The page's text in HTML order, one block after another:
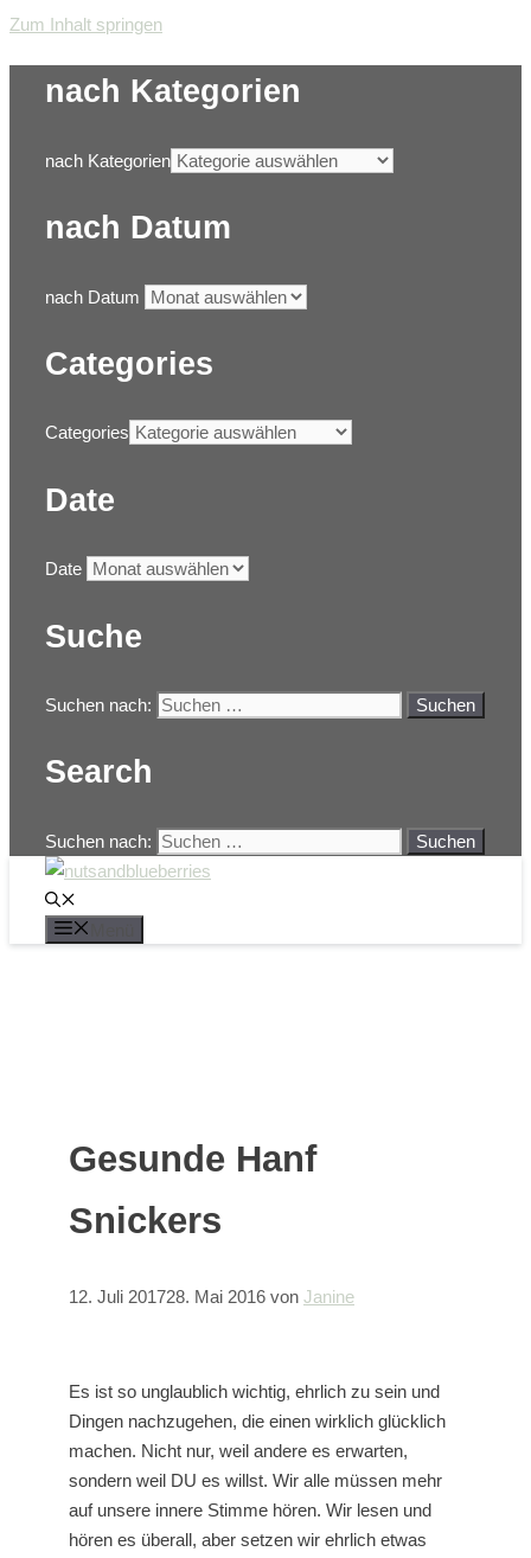
Zum Inhalt springen
nach Kategorien
nach Kategorien
nach Datum
nach Datum
Categories
Categories
Date
Date
Suche
Suchen nach:
Search
Suchen nach:
Gesunde Hanf
Snickers
12. Juli 201728. Mai 2016 von Janine
Es ist so unglaublich wichtig, ehrlich zu sein und
Dingen nachzugehen, die einen wirklich glücklich
machen. Nicht nur, weil andere es erwarten,
sondern weil DU es willst. Wir alle müssen mehr
auf unsere innere Stimme hören. Wir lesen und
hören es überall, aber setzen wir ehrlich etwas